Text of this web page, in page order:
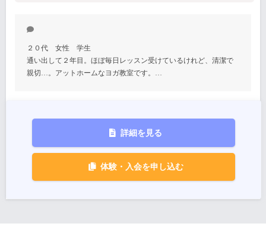
２０代 女性 学生
通い出して２年目。ほぼ毎日レッスン受けているけれど、清潔で
親切…。アットホームなヨガ教室です。…
詳細を見る
体験・入会を申し込む